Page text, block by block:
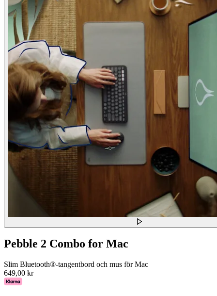
Pebble 2 Combo for Mac
Slim Bluetooth®-tangentbord och mus för Mac
649,00 kr